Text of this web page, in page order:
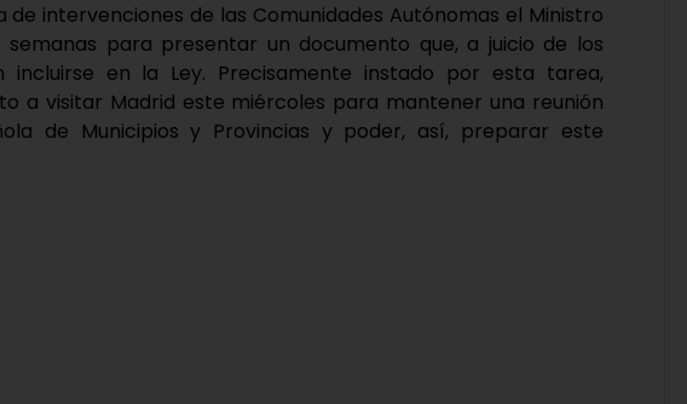
de intervenciones de las Comunidades Autónomas el Ministro
para presentar un documento que, a juicio de los
incluirse en la Ley. Precisamente instado por esta tarea,
a visitar Madrid este miércoles para mantener una reunión
de Municipios y Provincias y poder, así, preparar este